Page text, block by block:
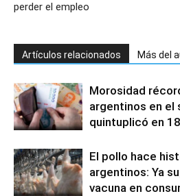
perder el empleo
Artículos relacionados Más del
Morosidad
argentinos en el
quintuplicó en
El pollo hace
argentinos: Ya
vacuna en